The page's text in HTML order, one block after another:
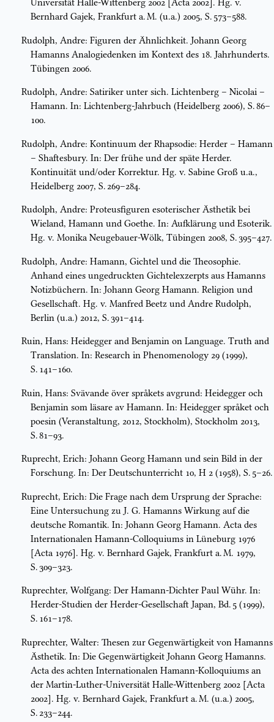
Universität Halle-Wittenberg 2002 [Acta 2002]. Hg. v.
Bernhard Gajek, Frankfurt a. M. (u.a.) 2005, S. 573–588.
Rudolph, Andre: Figuren der Ähnlichkeit. Johann Georg
Hamanns Analogiedenken im Kontext des 18. Jahrhunderts.
Tübingen 2006.
Rudolph, Andre: Satiriker unter sich. Lichtenberg – Nicolai –
Hamann. In: Lichtenberg-Jahrbuch (Heidelberg 2006), S. 86–
100.
Rudolph, Andre: Kontinuum der Rhapsodie: Herder – Hamann
– Shaftesbury. In: Der frühe und der späte Herder.
Kontinuität und/oder Korrektur. Hg. v. Sabine Groß u.a.,
Heidelberg 2007, S. 269–284.
Rudolph, Andre: Proteusfiguren esoterischer Ästhetik bei
Wieland, Hamann und Goethe. In: Aufklärung und Esoterik.
Hg. v. Monika Neugebauer-Wölk, Tübingen 2008, S. 395–427.
Rudolph, Andre: Hamann, Gichtel und die Theosophie.
Anhand eines ungedruckten Gichtelexzerpts aus Hamanns
Notizbüchern. In: Johann Georg Hamann. Religion und
Gesellschaft. Hg. v. Manfred Beetz und Andre Rudolph,
Berlin (u.a.) 2012, S. 391–414.
Ruin, Hans: Heidegger and Benjamin on Language. Truth and
Translation. In: Research in Phenomenology 29 (1999),
S. 141–160.
Ruin, Hans: Svävande över språkets avgrund: Heidegger och
Benjamin som läsare av Hamann. In: Heidegger språket och
poesin (Veranstaltung, 2012, Stockholm), Stockholm 2013,
S. 81–93.
Ruprecht, Erich: Johann Georg Hamann und sein Bild in der
Forschung. In: Der Deutschunterricht 10, H 2 (1958), S. 5–26.
Ruprecht, Erich: Die Frage nach dem Ursprung der Sprache:
Eine Untersuchung zu J. G. Hamanns Wirkung auf die
deutsche Romantik. In: Johann Georg Hamann. Acta des
Internationalen Hamann-Colloquiums in Lüneburg 1976
[Acta 1976]. Hg. v. Bernhard Gajek, Frankfurt a. M. 1979,
S. 309–323.
Ruprechter, Wolfgang: Der Hamann-Dichter Paul Wühr. In:
Herder-Studien der Herder-Gesellschaft Japan, Bd. 5 (1999),
S. 161–178.
Ruprechter, Walter: Thesen zur Gegenwärtigkeit von Hamanns
Ästhetik. In: Die Gegenwärtigkeit Johann Georg Hamanns.
Acta des achten Internationalen Hamann-Kolloquiums an
der Martin-Luther-Universität Halle-Wittenberg 2002 [Acta
2002]. Hg. v. Bernhard Gajek, Frankfurt a. M. (u.a.) 2005,
S. 233–244.